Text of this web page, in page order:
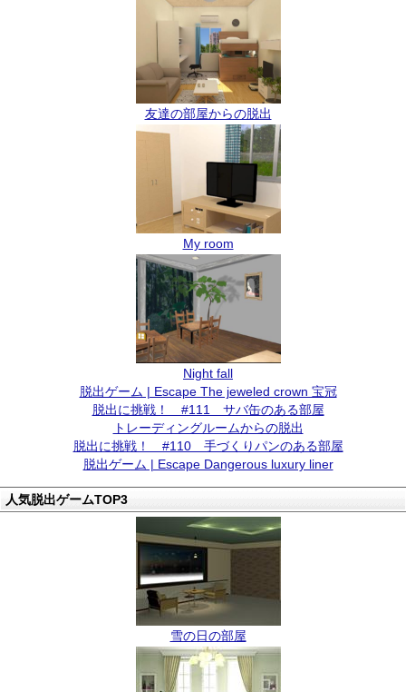
友達の部屋からの脱出
My room
Night fall
脱出ゲーム | Escape The jeweled crown 宝冠
脱出に挑戦！ #111 サバ缶のある部屋
トレーディングルームからの脱出
脱出に挑戦！ #110 手づくりパンのある部屋
脱出ゲーム | Escape Dangerous luxury liner
人気脱出ゲームTOP3
雪の日の部屋